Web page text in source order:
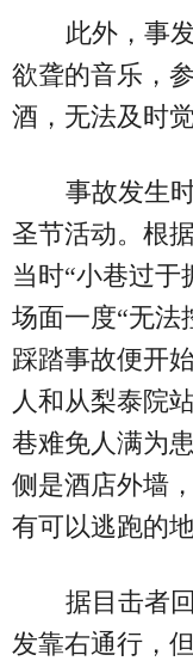
此外，事
欲聋的音乐，
酒，无法及时
事故发生
圣节活动。根
当时“小巷过于
场面一度“无法
踩踏事故便开
人和从梨泰院
巷难免人满为
侧是酒店外墙
有可以逃跑的地
据目击者
发靠右通行，